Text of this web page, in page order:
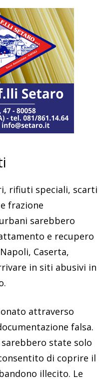
rifiuti speciali, scarti
frazione
sarebbero
e recupero
Caserta,
in siti abusivi in
attraverso
falsa.
state solo
di coprire il
illecito. Le